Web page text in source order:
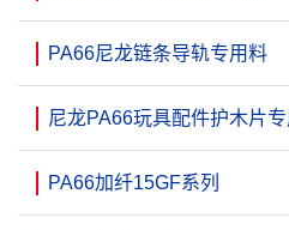
PA66尼龙链条导轨专用料
尼龙PA66玩具配件护木片
PA66加纤15GF系列